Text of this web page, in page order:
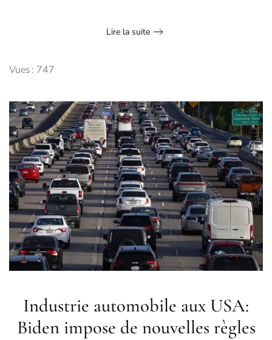
Lire la suite
Vues : 747
Industrie automobile aux USA:
Biden impose de nouvelles règles